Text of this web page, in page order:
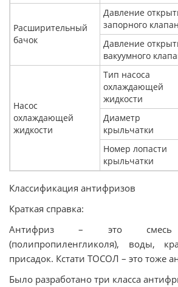
Расширительный
бачок
Давление
запорного
Давление
вакуумного
Насос
охлаждающей
жидкости
Тип насоса
охлаждающей
жидкости
Диаметр
крыльчатки
Номер лопасти
крыльчатки
Классификация антифризов
Краткая справка:
Антифриз – это смесь
(полипропиленгликоля), воды,
присадок. Кстати ТОСОЛ – это тоже
Было разработано три класса